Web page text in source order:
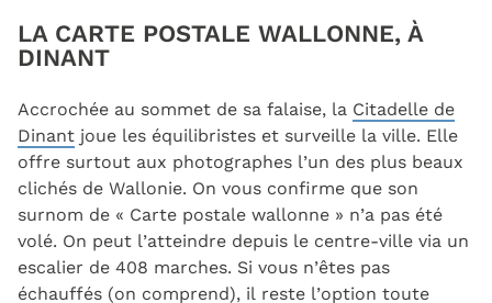
LA CARTE POSTALE WALLONNE, À
DINANT
Accrochée au sommet de sa falaise, la Citadelle de
Dinant joue les équilibristes et surveille la ville. Elle
offre surtout aux photographes l’un des plus beaux
clichés de Wallonie. On vous confirme que son
surnom de « Carte postale wallonne » n’a pas été
volé. On peut l’atteindre depuis le centre-ville via un
escalier de 408 marches. Si vous n’êtes pas
échauffés (on comprend), il reste l’option toute